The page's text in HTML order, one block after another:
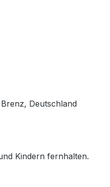
Deutschland
Kindern fernhalten.